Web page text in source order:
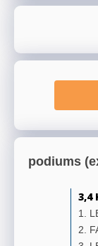
podiums
3,4
1.
2.